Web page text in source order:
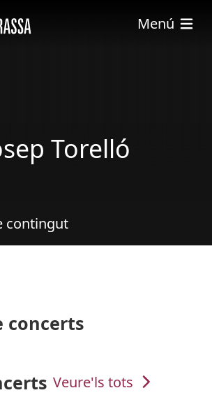
Menú
Torelló
contingut
concerts
Veure'ls tots